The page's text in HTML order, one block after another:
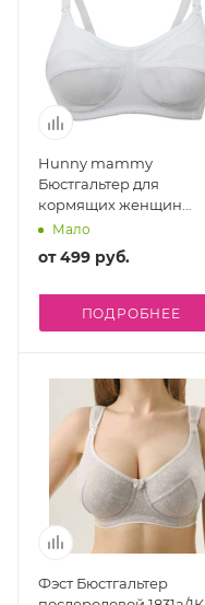
Hunny mammy
Бюстгальтер для
кормящих женщин
100314, размер 80-В /
цвет белый
Мало
от499 руб.
ПОДРОБНЕЕ
Фэст Бюстгальтер